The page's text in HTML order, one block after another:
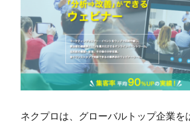
ネクプロは、グローバルトップ企業を